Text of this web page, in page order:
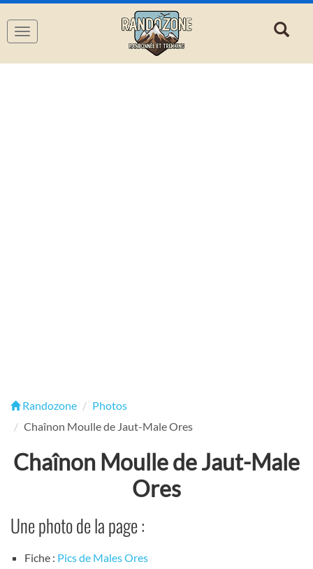
Navigation
Randozone
Photos
Chaînon Moulle de Jaut-Male Ores
Chaînon Moulle de Jaut-Male
Ores
Une photo de la page :
Fiche : Pics de Males Ores